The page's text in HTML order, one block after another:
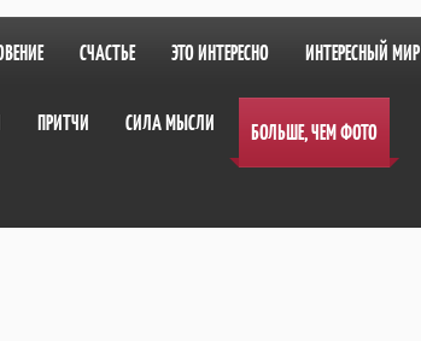
СЧАСТЬЕ ЭТО ИНТЕРЕСНО ИНТЕРЕСНЫЙ МИР
ПРИТЧИ СИЛА МЫСЛИ БОЛЬШЕ, ЧЕМ ФОТО